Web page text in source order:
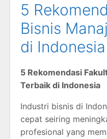
5
Bisnis
di Indonesia
5 Rekomendasi
Terbaik di Indonesia
Industri bisnis di
cepat seiring
profesional yang